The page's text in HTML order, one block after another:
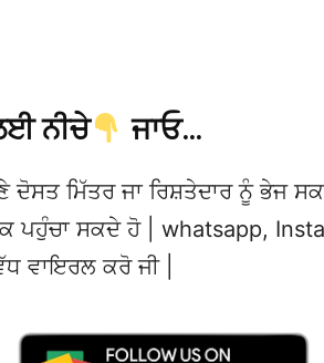
ਨੀਚੇ ਜਾਓ…
ਮਿੱਤਰ ਜਾ ਰਿਸ਼ਤੇਦਾਰ ਨੂੰ ਭੇਜ
ਸਕਦੇ ਹੋ | whatsapp,
ਵਾਇਰਲ ਕਰੋ ਜੀ |